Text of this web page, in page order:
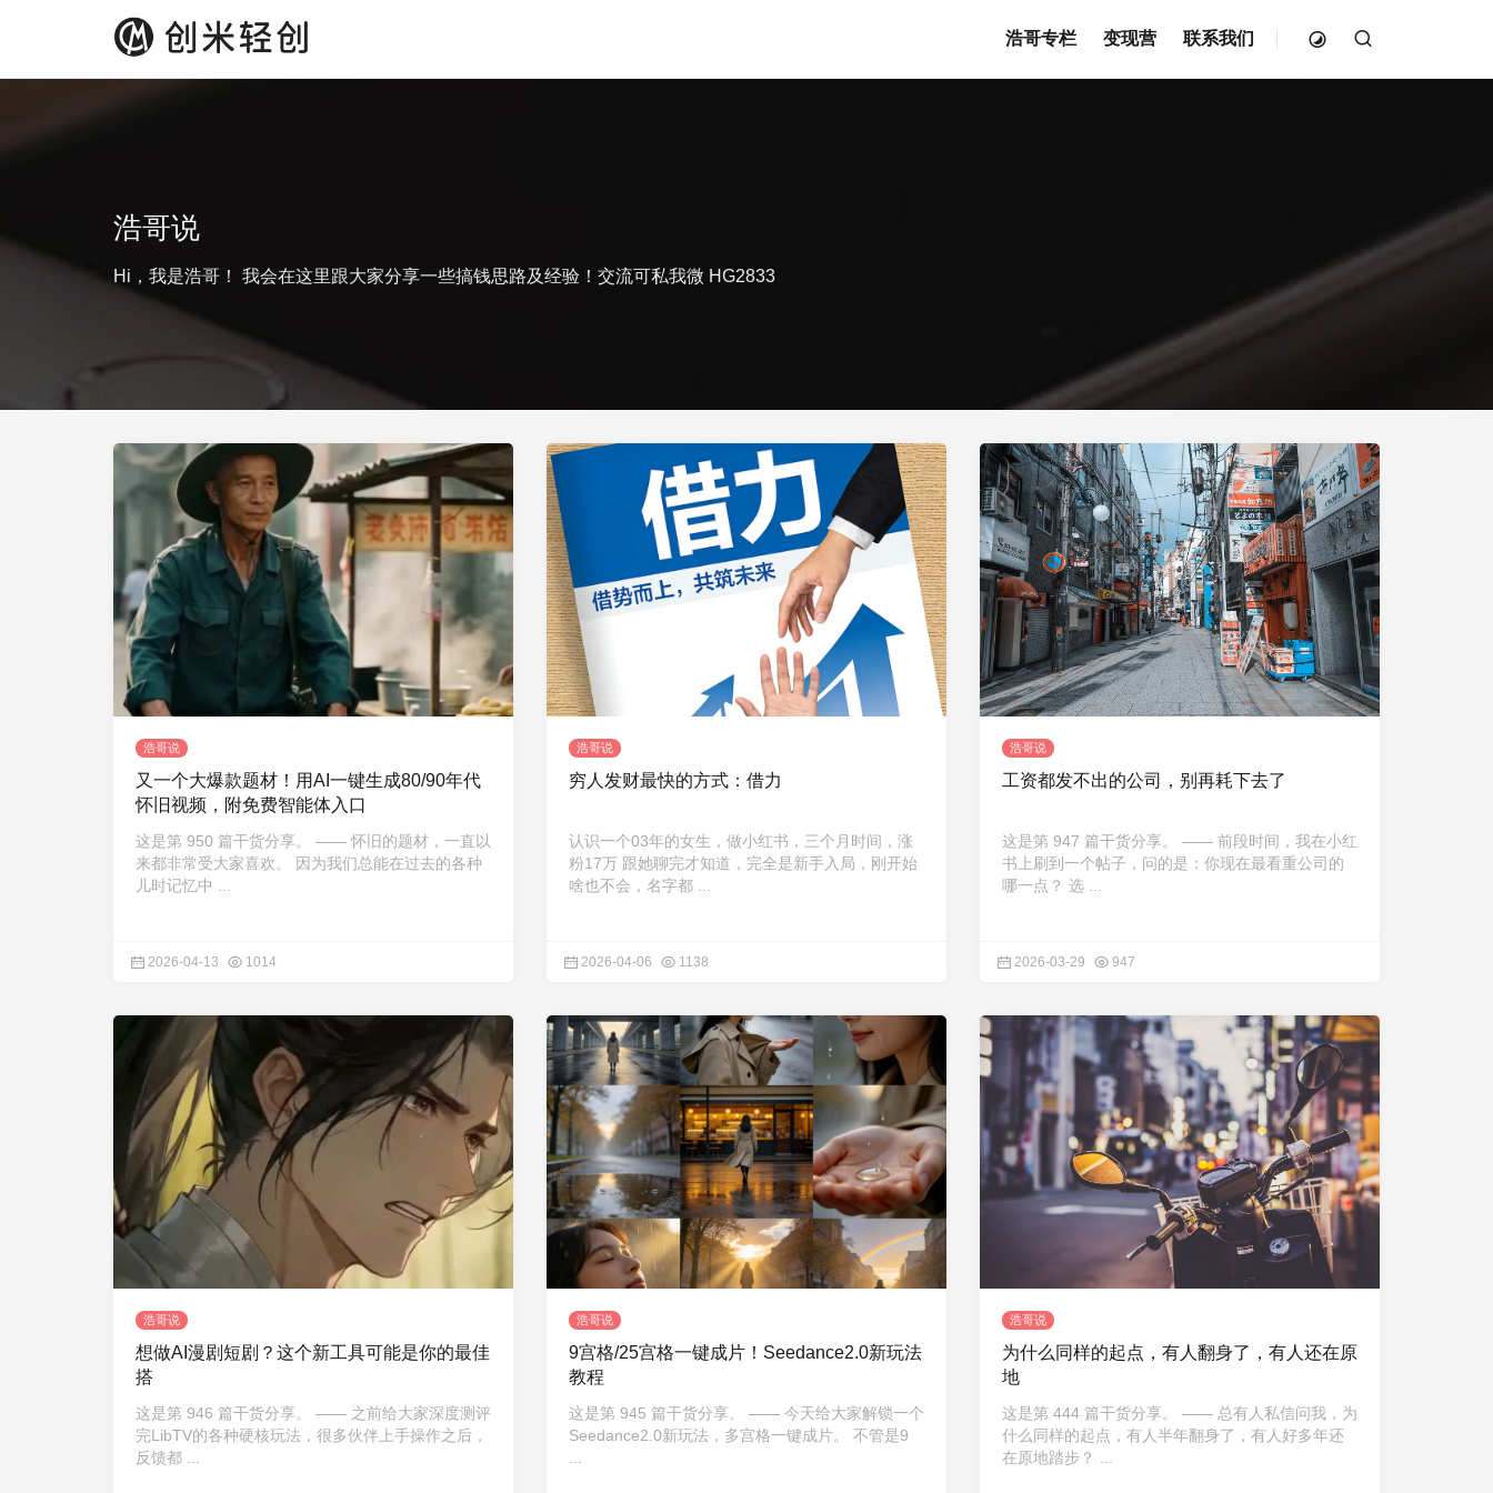
浩哥专栏 变现营 联系我们
浩哥说
Hi，我是浩哥！ 我会在这里跟大家分享一些搞钱思路及经验！交流可私我微 HG2833
浩哥说
又一个大爆款题材！用AI一键生成80/90年代
怀旧视频，附免费智能体入口
这是第 950 篇干货分享。 —— 怀旧的题材，一直以
来都非常受大家喜欢。 因为我们总能在过去的各种
儿时记忆中 ...
2026-04-13 1014
浩哥说
穷人发财最快的方式：借力
认识一个03年的女生，做小红书，三个月时间，涨
粉17万 跟她聊完才知道，完全是新手入局，刚开始
啥也不会，名字都 ...
2026-04-06 1138
浩哥说
工资都发不出的公司，别再耗下去了
这是第 947 篇干货分享。 —— 前段时间，我在小红
书上刷到一个帖子，问的是：你现在最看重公司的
哪一点？ 选 ...
2026-03-29 947
浩哥说
想做AI漫剧短剧？这个新工具可能是你的最佳
搭
这是第 946 篇干货分享。 —— 之前给大家深度测评
完LibTV的各种硬核玩法，很多伙伴上手操作之后，
反馈都 ...
浩哥说
9宫格/25宫格一键成片！Seedance2.0新玩法
教程
这是第 945 篇干货分享。 —— 今天给大家解锁一个
Seedance2.0新玩法，多宫格一键成片。 不管是9
浩哥说
为什么同样的起点，有人翻身了，有人还在原
地
这是第 444 篇干货分享。 —— 总有人私信问我，为
什么同样的起点，有人半年翻身了，有人好多年还
在原地踏步？ ...